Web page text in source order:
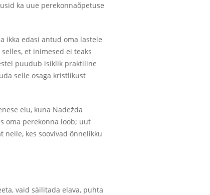
ka uue perekonnaõpetuse
ikka edasi antud oma lastele
et inimesed ei teaks
puudub isiklik praktiline
selle osaga kristlikust
elu, kuna Nadežda
oma perekonna loob; uut
neile, kes soovivad õnnelikku
vaid säilitada elava, puhta